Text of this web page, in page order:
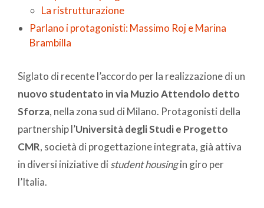
La ristrutturazione
Parlano i protagonisti: Massimo Roj e Marina
Brambilla
Siglato di recente l’accordo per la realizzazione di un
nuovo studentato in via Muzio Attendolo detto
Sforza, nella zona sud di Milano. Protagonisti della
partnership l’Università degli Studi e Progetto
CMR, società di progettazione integrata, già attiva
in diversi iniziative di student housingin giro per
l’Italia.